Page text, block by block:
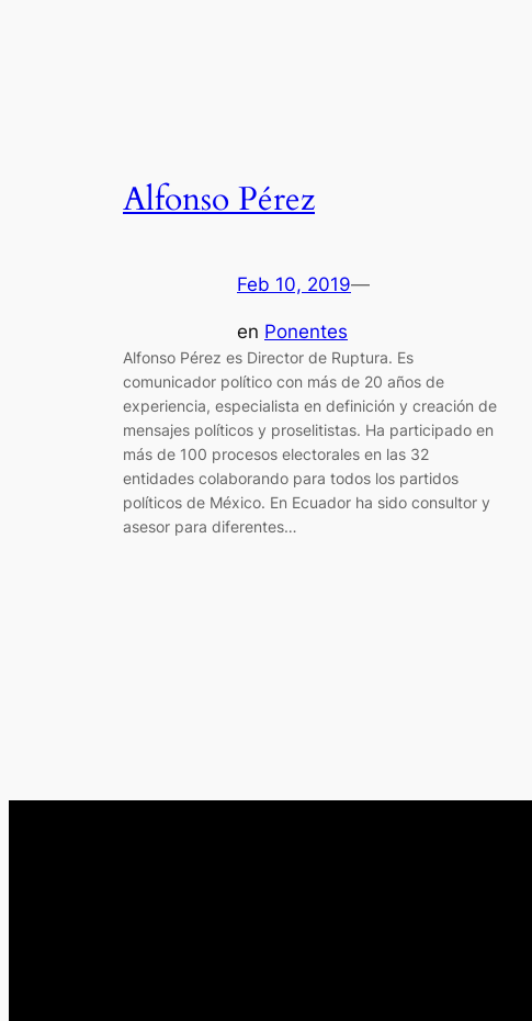
Alfonso Pérez
Feb 10, 2019—
en Ponentes
Alfonso Pérez es Director de Ruptura. Es
comunicador político con más de 20 años de
experiencia, especialista en definición y creación de
mensajes políticos y proselitistas. Ha participado en
más de 100 procesos electorales en las 32
entidades colaborando para todos los partidos
políticos de México. En Ecuador ha sido consultor y
asesor para diferentes…